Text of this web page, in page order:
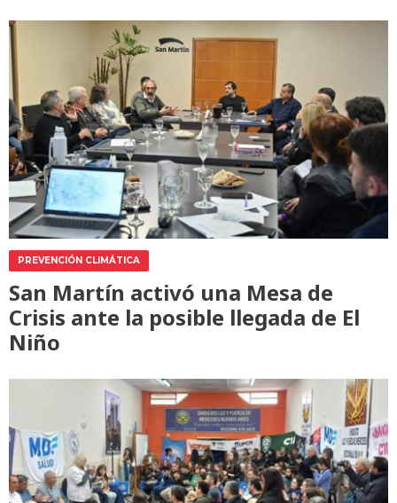
PREVENCIÓN CLIMÁTICA
San Martín activó una Mesa de
Crisis ante la posible llegada de El
Niño